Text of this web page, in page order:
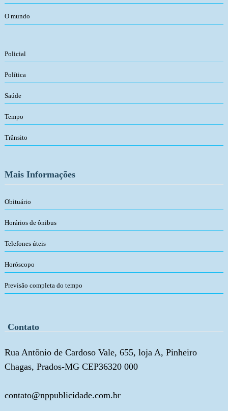
O mundo
Policial
Política
Saúde
Tempo
Trânsito
Mais Informações
Obituário
Horários de ônibus
Telefones úteis
Horóscopo
Previsão completa do tempo
Contato
Rua Antônio de Cardoso Vale, 655, loja A, Pinheiro
Chagas, Prados-MG CEP36320 000
contato@nppublicidade.com.br